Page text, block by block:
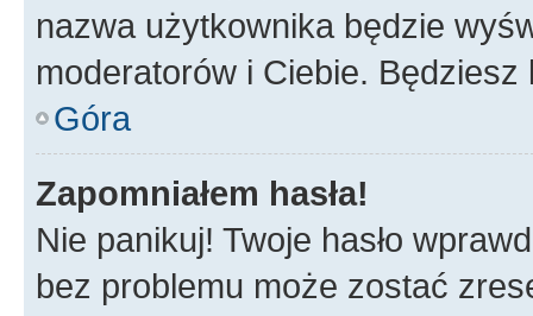
nazwa użytkownika będzie
moderatorów i Ciebie.
Góra
Zapomniałem hasła!
Nie panikuj! Twoje hasło
bez problemu może zostać